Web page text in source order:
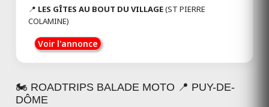
Ouvert
📍 LES GÎTES AU BOUT DU VILLAGE(ST PIERRE
COLAMINE)
Voir l'annonce
🏍️ ROADTRIPS BALADE MOTO 📍 PUY-DE-
DÔME